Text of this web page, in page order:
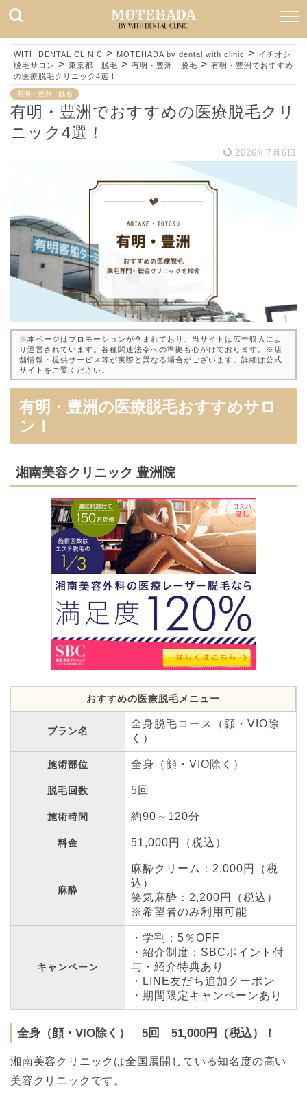
WITH DENTAL CLINIC > MOTEHADA by dental with clinic > イチオシ
脱毛サロン > 東京都 脱毛 > 有明・豊洲 脱毛 > 有明・豊洲でおすすめ
の医療脱毛クリニック4選！
有明・豊洲 脱毛
有明・豊洲でおすすめの医療脱毛クリ
ニック4選！
2026年7月6日
※本ページはプロモーションが含まれており、当サイトは広告収入によ
り運営されています。各種関連法令への準拠も心がけております。※店
舗情報・提供サービス等が実際と異なる場合がございます。詳細は公式
サイトをご覧ください。
有明・豊洲の医療脱毛おすすめサロ
ン！
湘南美容クリニック 豊洲院
おすすめの医療脱毛メニュー
プラン名
全身脱毛コース（顔・VIO除
く）
施術部位 全身（顔・VIO除く）
脱毛回数 5回
施術時間 約90～120分
料金 51,000円（税込）
麻酔
麻酔クリーム：2,000円（税
込）
笑気麻酔：2,200円（税込）
※希望者のみ利用可能
キャンペーン
・学割：5％OFF
・紹介制度：SBCポイント付
与・紹介特典あり
・LINE友だち追加クーポン
・期間限定キャンペーンあり
全身（顔・VIO除く） 5回 51,000円（税込）！
湘南美容クリニックは全国展開している知名度の高い
美容クリニックです。